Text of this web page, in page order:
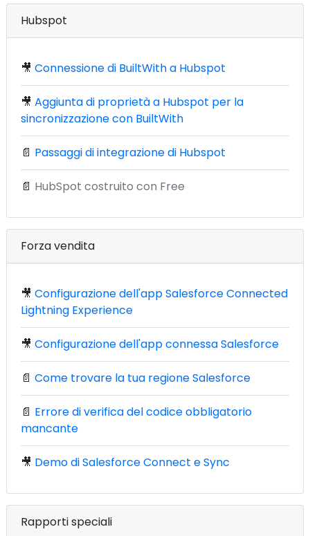
Hubspot
🎥 Connessione di BuiltWith a Hubspot
🎥 Aggiunta di proprietà a Hubspot per la
sincronizzazione con BuiltWith
📄 Passaggi di integrazione di Hubspot
📄 HubSpot costruito con Free
Forza vendita
🎥 Configurazione dell'app Salesforce Connected
Lightning Experience
🎥 Configurazione dell'app connessa Salesforce
📄 Come trovare la tua regione Salesforce
📄 Errore di verifica del codice obbligatorio
mancante
🎥 Demo di Salesforce Connect e Sync
Rapporti speciali